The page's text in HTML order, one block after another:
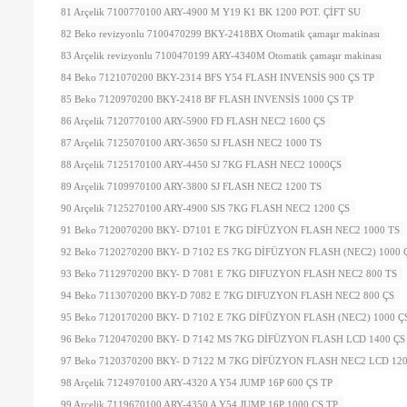
81 Arçelik 7100770100 ARY-4900 M Y19 K1 BK 1200 POT. ÇİFT SU
82 Beko revizyonlu 7100470299 BKY-2418BX Otomatik çamaşır makinası
83 Arçelik revizyonlu 7100470199 ARY-4340M Otomatik çamaşır makinası
84 Beko 7121070200 BKY-2314 BFS Y54 FLASH INVENSİS 900 ÇS TP
85 Beko 7120970200 BKY-2418 BF FLASH INVENSİS 1000 ÇS TP
86 Arçelik 7120770100 ARY-5900 FD FLASH NEC2 1600 ÇS
87 Arçelik 7125070100 ARY-3650 SJ FLASH NEC2 1000 TS
88 Arçelik 7125170100 ARY-4450 SJ 7KG FLASH NEC2 1000ÇS
89 Arçelik 7109970100 ARY-3800 SJ FLASH NEC2 1200 TS
90 Arçelik 7125270100 ARY-4900 SJS 7KG FLASH NEC2 1200 ÇS
91 Beko 7120070200 BKY- D7101 E 7KG DİFÜZYON FLASH NEC2 1000 TS
92 Beko 7120270200 BKY- D 7102 ES 7KG DİFÜZYON FLASH (NEC2) 1000
93 Beko 7112970200 BKY- D 7081 E 7KG DIFUZYON FLASH NEC2 800 TS
94 Beko 7113070200 BKY-D 7082 E 7KG DIFUZYON FLASH NEC2 800 ÇS
95 Beko 7120170200 BKY- D 7102 E 7KG DİFÜZYON FLASH (NEC2) 1000
96 Beko 7120470200 BKY- D 7142 MS 7KG DİFÜZYON FLASH LCD 1400 ÇS
97 Beko 7120370200 BKY- D 7122 M 7KG DİFÜZYON FLASH NEC2 LCD
98 Arçelik 7124970100 ARY-4320 A Y54 JUMP 16P 600 ÇS TP
99 Arçelik 7119670100 ARY-4350 A Y54 JUMP 16P 1000 ÇS TP